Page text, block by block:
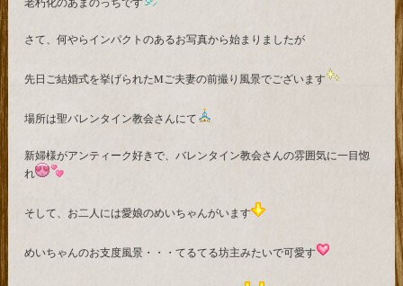
さて、何やらインパクトのあるお写真から始まりましたが
先日ご結婚式を挙げられたMご夫妻の前撮り風景でございます
場所は聖バレンタイン教会さんにて
新婦様がアンティーク好きで、バレンタイン教会さんの雰囲気に一目惚
れ
そして、お二人には愛娘のめいちゃんがいます
めいちゃんのお支度風景・・・てるてる坊主みたいで可愛す